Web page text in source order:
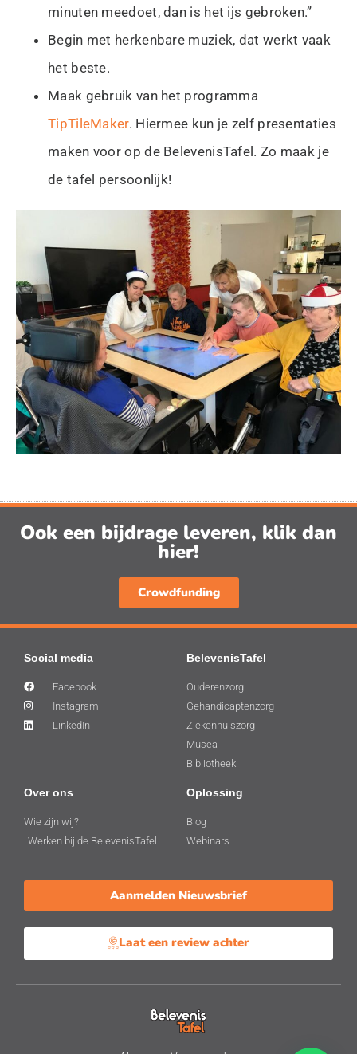
minuten meedoet, dan is het ijs gebroken.”
Begin met herkenbare muziek, dat werkt vaak
het beste.
Maak gebruik van het programma
TipTileMaker. Hiermee kun je zelf presentaties
maken voor op de BelevenisTafel. Zo maak je
de tafel persoonlijk!
Ook een bijdrage leveren, klik dan
hier!
Crowdfunding
Social media
Facebook
Instagram
LinkedIn
BelevenisTafel
Ouderenzorg
Gehandicaptenzorg
Ziekenhuiszorg
Musea
Bibliotheek
Over ons
Wie zijn wij?
Werken bij de BelevenisTafel
Oplossing
Blog
Webinars
Aanmelden Nieuwsbrief
Laat een review achter